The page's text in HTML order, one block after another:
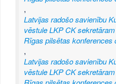
,
Latvijas radošo savienību
vēstule LKP CK
Rīgas pilsētas konferences
,
Latvijas radošo savienību
vēstule LKP CK